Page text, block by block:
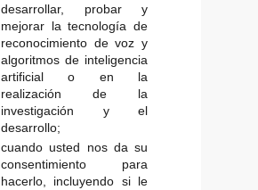
desarrollar, probar y
mejorar la tecnología de
reconocimiento de voz y
algoritmos de inteligencia
artificial o en la
realización de la
investigación y el
desarrollo;
cuando usted nos da su
consentimiento para
hacerlo, incluyendo si le